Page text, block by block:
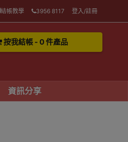
結帳教學 3956 8117 登入/註冊
按我結帳 - 0 件產品
資訊分享